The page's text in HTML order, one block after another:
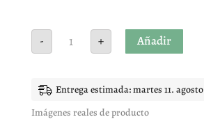
-
MEZCLA
ESPECIAL + Añadir
Entrega estimada: martes 11. agosto
Imágenes reales de producto